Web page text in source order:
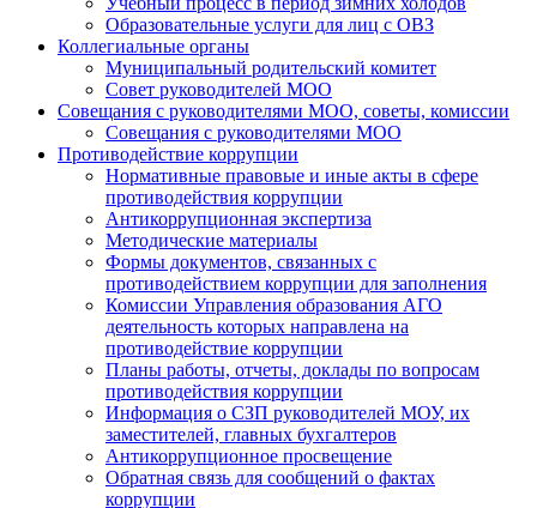
Образовательные услуги для лиц с ОВЗ
Коллегиальные органы
Муниципальный родительский комитет
Совет руководителей МОО
Совещания с руководителями МОО, советы, комиссии
Совещания с руководителями МОО
Противодействие коррупции
Нормативные правовые и иные акты в сфере
противодействия коррупции
Антикоррупционная экспертиза
Методические материалы
Формы документов, связанных с
противодействием коррупции для заполнения
Комиссии Управления образования АГО
деятельность которых направлена на
противодействие коррупции
Планы работы, отчеты, доклады по вопросам
противодействия коррупции
Информация о СЗП руководителей МОУ, их
заместителей, главных бухгалтеров
Антикоррупционное просвещение
Обратная связь для сообщений о фактах
коррупции